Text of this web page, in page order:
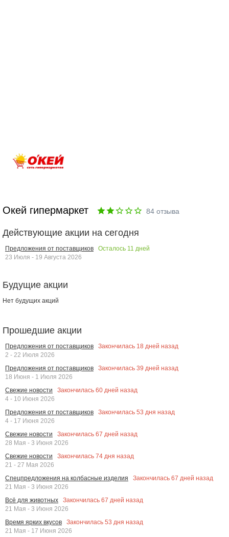
Окей гипермаркет 84 отзыва
Действующие акции на сегодня
Предложения от поставщиков Осталось 11 дней
23 Июля - 19 Августа 2026
Будущие акции
Нет будущих акций
Прошедшие акции
Предложения от поставщиков Закончилась 18 дней назад
2 - 22 Июля 2026
Предложения от поставщиков
Закончилась 39 дней назад
18 Июня - 1 Июля 2026
Свежие новости
Закончилась 60 дней назад
4 - 10 Июня 2026
Предложения от поставщиков
Закончилась 53 дня назад
4 - 17 Июня 2026
Свежие новости
Закончилась 67 дней назад
28 Мая - 3 Июня 2026
Свежие новости
Закончилась 74 дня назад
21 - 27 Мая 2026
Спецпредложения на колбасные изделия
Закончилась 67 дней назад
21 Мая - 3 Июня 2026
Всё для животных
Закончилась 67 дней назад
21 Мая - 3 Июня 2026
Время ярких вкусов
Закончилась 53 дня назад
21 Мая - 17 Июня 2026